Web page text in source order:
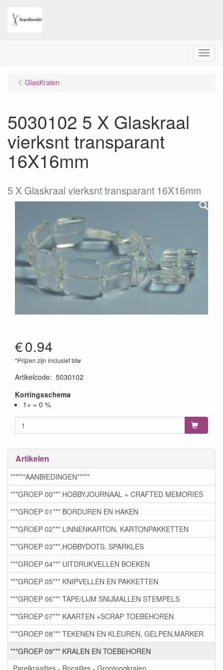
M
e
GlasKralen
5030102 5 X Glaskraal
vierksnt transparant
16X16mm
5 X Glaskraal vierksnt transparant 16X16mm
€0.94
*Prijzen zijn inclusief btw
Artikelcode: 5030102
Kortingsschema
1+ = 0 %
Artikelen
******AANBIEDINGEN*****
***GROEP 00*** HOBBYJOURNAAL + CRAFTED MEMORIES
***GROEP 01*** BORDUREN EN HAKEN
***GROEP 02*** LINNENKARTON, KARTONPAKKETTEN
***GROEP 03***,HOBBYDOTS, SPARKLES
***GROEP 04*** UITDRUKVELLEN BOEKEN
***GROEP 05*** KNIPVELLEN EN PAKKETTEN
***GROEP 06*** TAPE/LIJM SNIJMALLEN STEMPELS
***GROEP 07*** KAARTEN +SCRAP TOEBEHOREN
***GROEP 08*** TEKENEN EN KLEUREN, GELPEN,MARKER
***GROEP 09*** KRALEN EN TOEBEHOREN